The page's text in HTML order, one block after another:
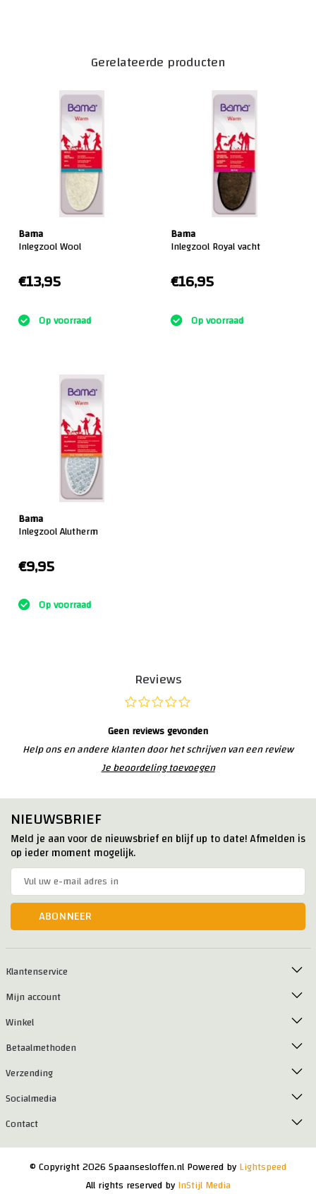
Gerelateerde producten
Bama
Inlegzool Wool
€13,95
Op voorraad
Bama
Inlegzool Royal vacht
€16,95
Op voorraad
Bama
Inlegzool Alutherm
€9,95
Op voorraad
Reviews
Geen reviews gevonden
Help ons en andere klanten door het schrijven van een review
Je beoordeling toevoegen
NIEUWSBRIEF
Meld je aan voor de nieuwsbrief en blijf up to date! Afmelden is
op ieder moment mogelijk.
ABONNEER
Klantenservice
Mijn account
Winkel
Betaalmethoden
Verzending
Socialmedia
Contact
© Copyright 2026 Spaansesloffen.nl Powered byLightspeed
All rights reserved byInStijl Media